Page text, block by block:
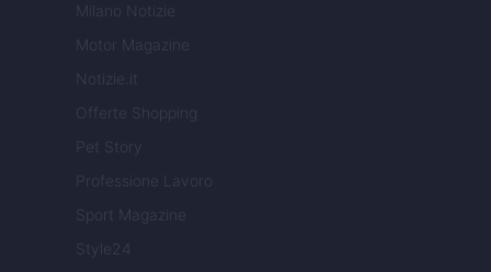
Milano Notizie
Motor Magazine
Notizie.it
Offerte Shopping
Pet Story
Professione Lavoro
Sport Magazine
Style24